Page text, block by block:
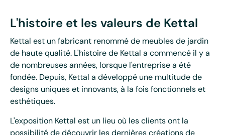
L'histoire et les valeurs de Kettal
Kettal est un fabricant renommé de meubles de jardin
de haute qualité. L'histoire de Kettal a commencé il y a
de nombreuses années, lorsque l'entreprise a été
fondée. Depuis, Kettal a développé une multitude de
designs uniques et innovants, à la fois fonctionnels et
esthétiques.
L'exposition Kettal est un lieu où les clients ont la
possibilité de découvrir les dernières créations de